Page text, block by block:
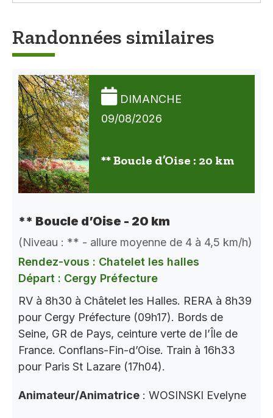
Randonnées similaires
DIMANCHE
09/08/2026
** Boucle d’Oise : 20 km
** Boucle d’Oise - 20 km
(Niveau : ** - allure moyenne de 4 à 4,5 km/h)
Rendez-vous : Chatelet les halles
Départ : Cergy Préfecture
RV à 8h30 à Châtelet les Halles. RERA à 8h39
pour Cergy Préfecture (09h17). Bords de
Seine, GR de Pays, ceinture verte de l’Île de
France. Conflans-Fin-d’Oise. Train à 16h33
pour Paris St Lazare (17h04).
Animateur/Animatrice : WOSINSKI Evelyne